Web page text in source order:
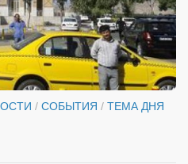
/ СОБЫТИЯ / ТЕМА ДНЯ